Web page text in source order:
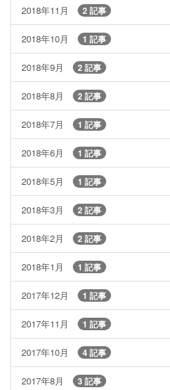
2018年11月 2 記事
2018年10月 1 記事
2018年9月 2 記事
2018年8月 2 記事
2018年7月 1 記事
2018年6月 1 記事
2018年5月 1 記事
2018年3月 2 記事
2018年2月 2 記事
2018年1月 1 記事
2017年12月 1 記事
2017年11月 1 記事
2017年10月 4 記事
2017年8月 3 記事